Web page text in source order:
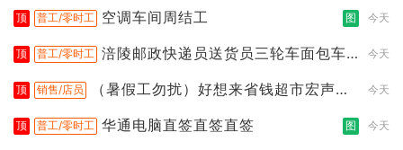
顶 普工/零时工 空调车间周结工 图 今天
顶 普工/零时工 涪陵邮政快递员送货员三轮车面包车
今天
顶 销售/店员
（暑假工勿扰）好想来省钱超市宏声桥
今天
顶 普工/零时工 华通电脑直签直签直签 图 今天